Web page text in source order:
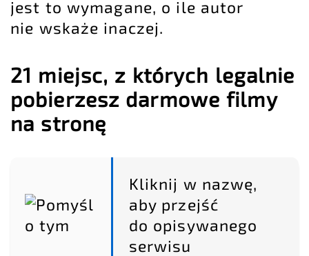
jest to wymagane, o ile autor
nie wskaże inaczej.
21 miejsc, z których legalnie
pobierzesz darmowe filmy
na stronę
Kliknij w nazwę,
aby przejść
do opisywanego
serwisu